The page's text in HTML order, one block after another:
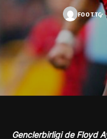
FOOT.TG
Genclerbirligi de Floyd